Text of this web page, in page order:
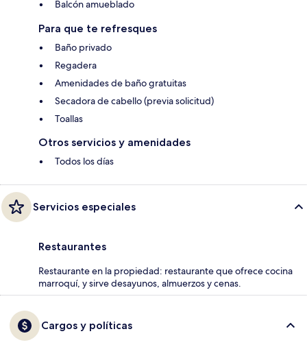
Balcón amueblado
Para que te refresques
Baño privado
Regadera
Amenidades de baño gratuitas
Secadora de cabello (previa solicitud)
Toallas
Otros servicios y amenidades
Todos los días
Servicios especiales
Restaurantes
Restaurante en la propiedad: restaurante que ofrece cocina
marroquí, y sirve desayunos, almuerzos y cenas.
Cargos y políticas